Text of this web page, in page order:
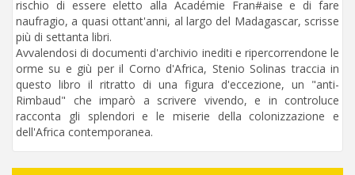
rischio di essere eletto alla Académie Fran#aise e di fare
naufragio, a quasi ottant'anni, al largo del Madagascar, scrisse
più di settanta libri.
Avvalendosi di documenti d'archivio inediti e ripercorrendone le
orme su e giù per il Corno d'Africa, Stenio Solinas traccia in
questo libro il ritratto di una figura d'eccezione, un "anti-
Rimbaud" che imparò a scrivere vivendo, e in controluce
racconta gli splendori e le miserie della colonizzazione e
dell'Africa contemporanea.